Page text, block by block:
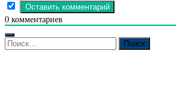
0 комментариев
Найти: